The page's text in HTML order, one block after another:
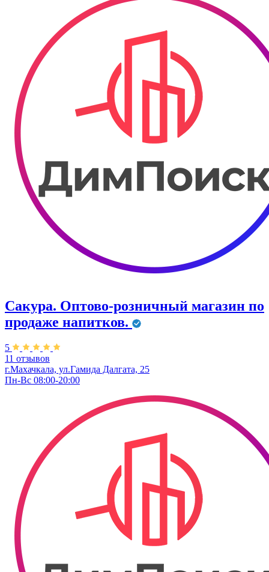
Сакура. ​Оптово-розничный магазин по
продаже напитков.
5
11 отзывов
г.Махачкала, ул.​Гамида Далгата, 25
Пн-Вс 08:00-20:00